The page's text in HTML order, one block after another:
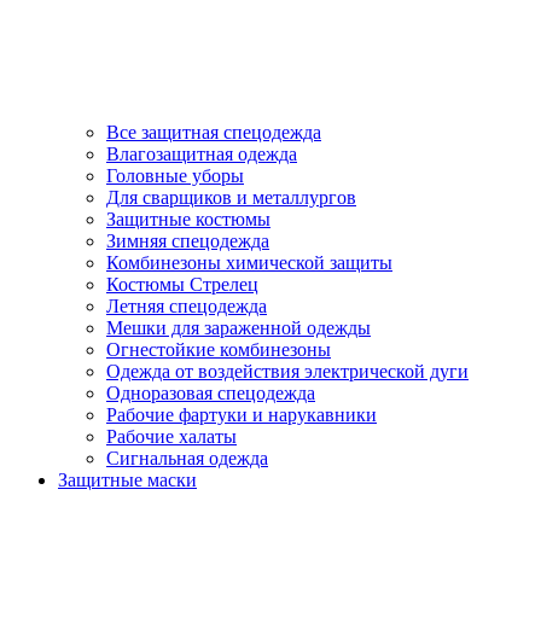
Все защитная спецодежда
Влагозащитная одежда
Головные уборы
Для сварщиков и металлургов
Защитные костюмы
Зимняя спецодежда
Комбинезоны химической защиты
Костюмы Стрелец
Летняя спецодежда
Мешки для зараженной одежды
Огнестойкие комбинезоны
Одежда от воздействия электрической дуги
Одноразовая спецодежда
Рабочие фартуки и нарукавники
Рабочие халаты
Сигнальная одежда
Защитные маски